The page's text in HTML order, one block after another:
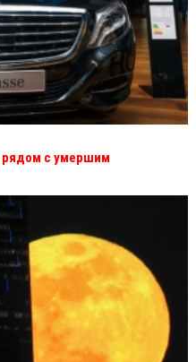
рядом с умершим